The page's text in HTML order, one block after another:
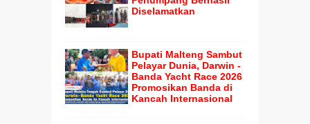
Diselamatkan
Bupati Malteng Sambut
Pelayar Dunia, Darwin -
Banda Yacht Race 2026
Promosikan Banda di
Kancah Internasional